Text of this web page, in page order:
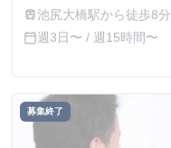
train池尻大橋駅から徒歩8分
calendar_today週3日〜 / 週15時間〜
募集終了